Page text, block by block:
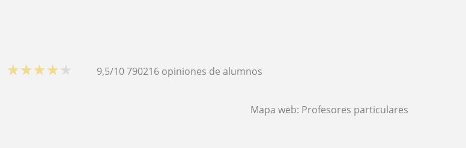
★★★★★ 9,5/10790216 opiniones de alumnos
Mapa web: Profesores particulares